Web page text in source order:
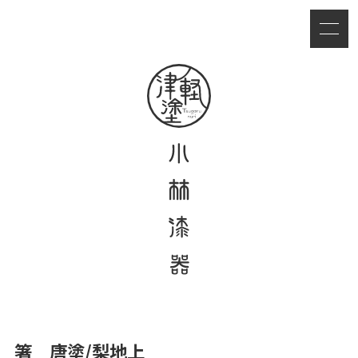
箸 唐塗/梨地上